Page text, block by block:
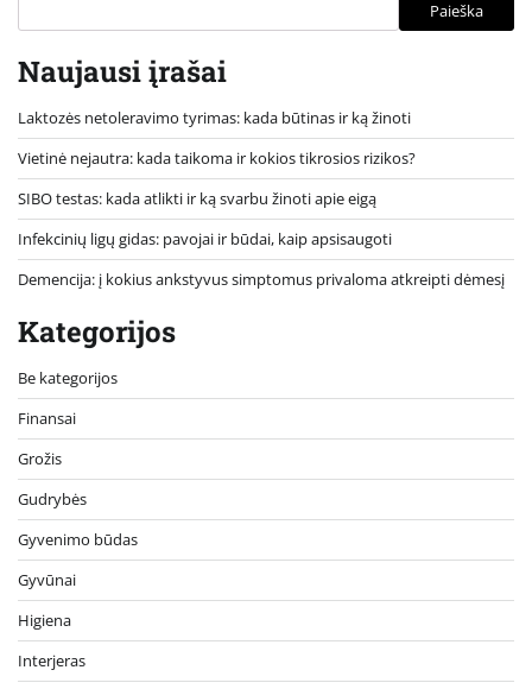
Paieška
Naujausi įrašai
Laktozės netoleravimo tyrimas: kada būtinas ir ką žinoti
Vietinė nejautra: kada taikoma ir kokios tikrosios rizikos?
SIBO testas: kada atlikti ir ką svarbu žinoti apie eigą
Infekcinių ligų gidas: pavojai ir būdai, kaip apsisaugoti
Demencija: į kokius ankstyvus simptomus privaloma atkreipti dėmesį
Kategorijos
Be kategorijos
Finansai
Grožis
Gudrybės
Gyvenimo būdas
Gyvūnai
Higiena
Interjeras